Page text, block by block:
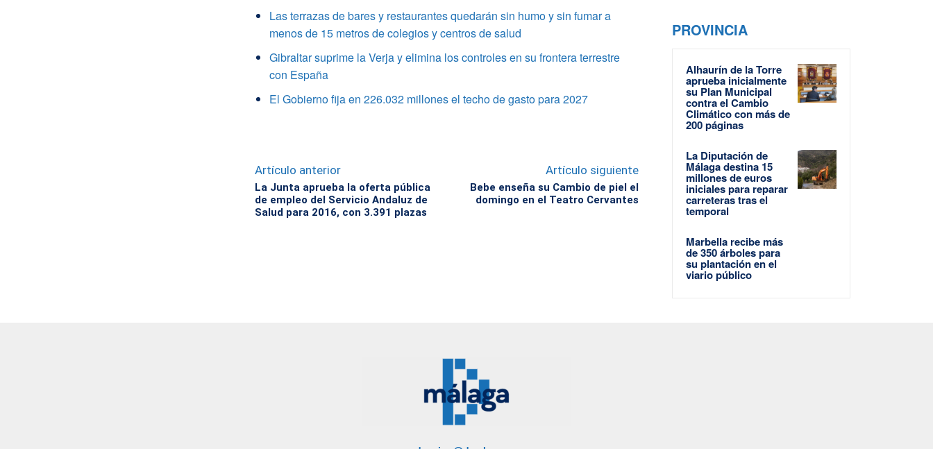
Las terrazas de bares y restaurantes quedarán sin humo y sin fumar a
menos de 15 metros de colegios y centros de salud
Gibraltar suprime la Verja y elimina los controles en su frontera terrestre
con España
El Gobierno fija en 226.032 millones el techo de gasto para 2027
Artículo anterior
La Junta aprueba la oferta pública
de empleo del Servicio Andaluz de
Salud para 2016, con 3.391 plazas
Artículo siguiente
Bebe enseña su Cambio de piel el
domingo en el Teatro Cervantes
PROVINCIA
Alhaurín de la Torre
aprueba inicialmente
su Plan Municipal
contra el Cambio
Climático con más de
200 páginas
La Diputación de
Málaga destina 15
millones de euros
iniciales para reparar
carreteras tras el
temporal
Marbella recibe más
de 350 árboles para
su plantación en el
viario público